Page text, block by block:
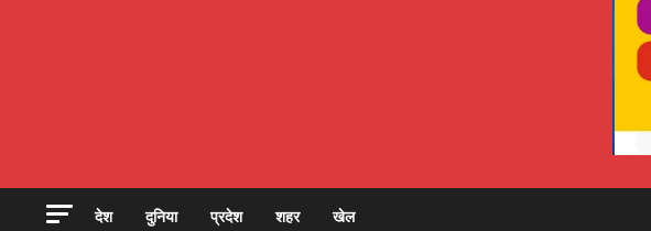
देश दुनिया प्रदेश शहर खेल